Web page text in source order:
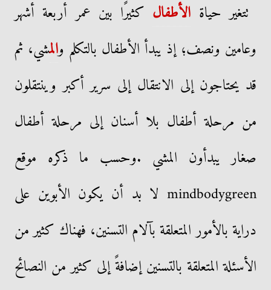
تتغير حياة الأطفال كثيرًا بين عمر أربعة أشهر
وعامين ونصف؛ إذ يبدأ الأطفال بالتكلم والمشي، ثم
قد يحتاجون إلى الانتقال إلى سرير أكبر وينتقلون
من مرحلة أطفال بلا أسنان إلى مرحلة أطفال
صغار يبدأون المشي .وحسب ما ذكره موقع
mindbodygreen لا بد أن يكون الأبوين على
دراية بالأمور المتعلقة بآلام التسنين، فهناك كثير من
الأسئلة المتعلقة بالتسنين إضافةً إلى كثير من النصائح